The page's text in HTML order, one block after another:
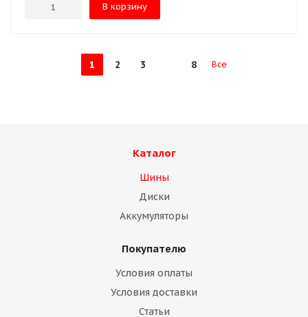
В корзину
1 2 3 8 Все
Каталог
Шины
Диски
Аккумуляторы
Покупателю
Условия оплаты
Условия доставки
Статьи